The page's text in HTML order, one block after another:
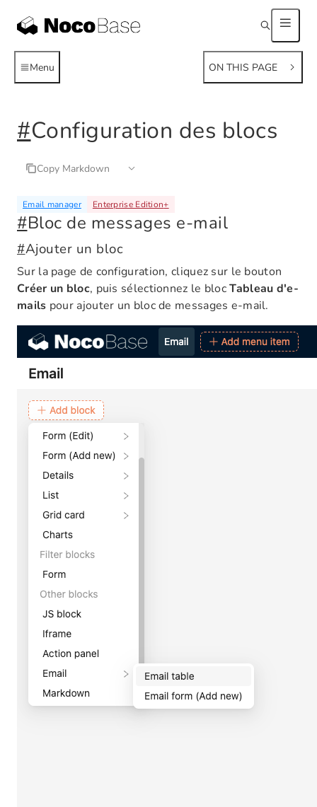
Menu ON THIS PAGE
#Configuration des blocs
Copy Markdown
Email manager Enterprise Edition+
#Bloc de messages e-mail
#Ajouter un bloc
Sur la page de configuration, cliquez sur le bouton
Créer un bloc, puis sélectionnez le blocTableau d'e-
mails pour ajouter un bloc de messages e-mail.